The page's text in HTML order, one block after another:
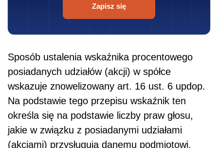
Zapisz się
Sposób ustalenia wskaźnika procentowego
posiadanych udziałów (akcji) w spółce
wskazuje znoweli­zowany art. 16 ust. 6 updop.
Na podstawie tego przepisu wskaźnik ten
określa się na podstawie liczby praw głosu,
jakie w związku z posiadanymi udziałami
(akcjami) przysługują danemu podmiotowi.